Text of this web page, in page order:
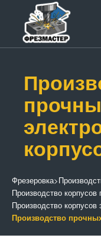
Фрезеровка>
Производство
Производство корпусов
Производство